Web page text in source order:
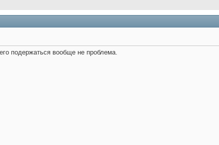
подержаться вообще не проблема.